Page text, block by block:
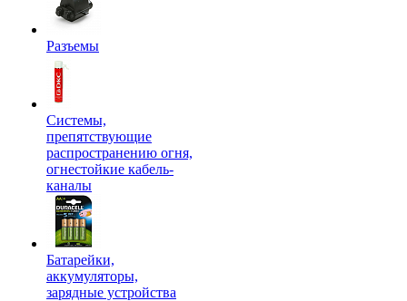
Разъемы
Системы,
препятствующие
распространению огня,
огнестойкие кабель-
каналы
Батарейки,
аккумуляторы,
зарядные устройства